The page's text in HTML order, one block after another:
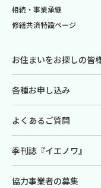
相続・事業承継
修繕共済特設ページ
お住まいをお探しの皆
各種お申し込み
よくあるご質問
季刊誌『イエノワ』
協力事業者の募集